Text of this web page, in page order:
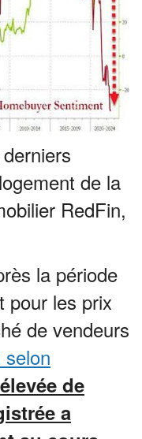
de la
RedFin,
la période
pour les prix
de vendeurs
selon
de
a